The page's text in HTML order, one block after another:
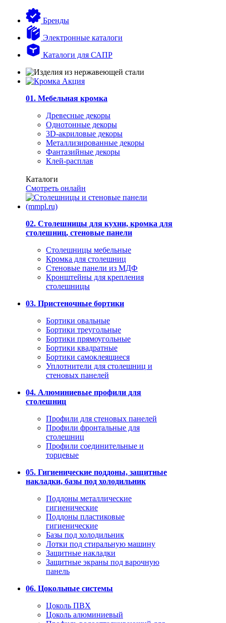
Бренды
Электронные каталоги
Каталоги для САПР
01. Мебельная кромка
Древесные декоры
Однотонные декоры
3D-акриловые декоры
Металлизированные декоры
Фантазийные декоры
Клей-расплав
Каталоги
Смотреть онлайн
02. Столешницы для кухни, кромка для
столешниц, стеновые панели
Столешницы мебельные
Кромка для столешниц
Стеновые панели из МДФ
Кронштейны для крепления
столешницы
03. Пристеночные бортики
Бортики овальные
Бортики треугольные
Бортики прямоугольные
Бортики квадратные
Бортики самоклеящиеся
Уплотнители для столешниц и
стеновых панелей
04. Алюминиевые профили для
столешниц
Профили для стеновых панелей
Профили фронтальные для
столешниц
Профили соединительные и
торцевые
05. Гигиенические поддоны, защитные
накладки, базы под холодильник
Поддоны металлические
гигиенические
Поддоны пластиковые
гигиенические
Базы под холодильник
Лотки под стиральную машину
Защитные накладки
Защитные экраны под варочную
панель
06. Цокольные системы
Цоколь ПВХ
Цоколь алюминиевый